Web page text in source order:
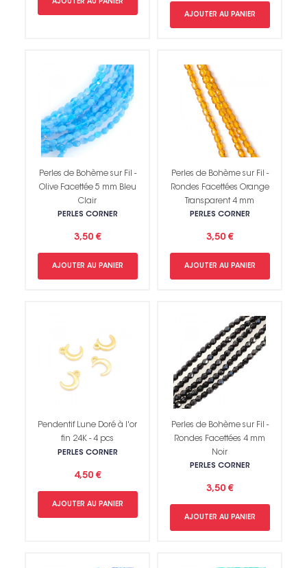
AJOUTER AU PANIER
AJOUTER AU PANIER
Perles de Bohème sur Fil -
Olive Facettée 5 mm Bleu
Clair
PERLES CORNER
3,50 €
AJOUTER AU PANIER
Perles de Bohème sur Fil -
Rondes Facettées Orange
Transparent 4 mm
PERLES CORNER
3,50 €
AJOUTER AU PANIER
Pendentif Lune Doré à l'or
fin 24K - 4 pcs
PERLES CORNER
4,50 €
AJOUTER AU PANIER
Perles de Bohème sur Fil -
Rondes Facettées 4 mm
Noir
PERLES CORNER
3,50 €
AJOUTER AU PANIER